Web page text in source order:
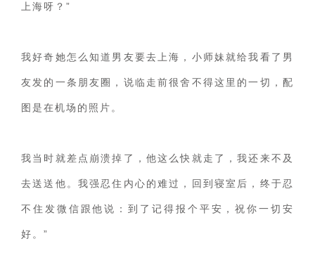
上海呀？”
我好奇她怎么知道男友要去上海，小师妹就给我看了男
友发的一条朋友圈，说临走前很舍不得这里的一切，配
图是在机场的照片。
我当时就差点崩溃掉了，他这么快就走了，我还来不及
去送送他。我强忍住内心的难过，回到寝室后，终于忍
不住发微信跟他说：到了记得报个平安，祝你一切安
好。”